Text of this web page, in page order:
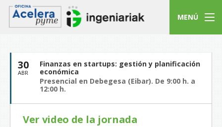
MENÚ
30
ABR
Finanzas en startups: gestión y planificación
económica
Presencial en Debegesa (Eibar). De 9:00 h. a
12:00 h.
Ver video de la jornada